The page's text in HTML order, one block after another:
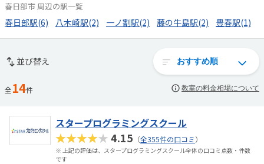
春日部市 周辺の駅一覧
春日部駅(6) 八木崎駅(2) 一ノ割駅(2) 藤の牛島駅(2) 豊春駅(1)
並び替え
全14件 教室の料金相場について
スタープログラミングスクール
★★★★★4.15 （全355件の口コミ）
※ 上記の評価は、スタープログラミングスクール全体の口コミ点数・件数
です